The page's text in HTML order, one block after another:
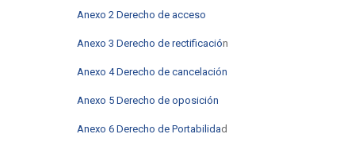
Anexo 2 Derecho de acceso
Anexo 3 Derecho de rectificación
Anexo 4 Derecho de cancelación
Anexo 5 Derecho de oposición
Anexo 6 Derecho de Portabilidad